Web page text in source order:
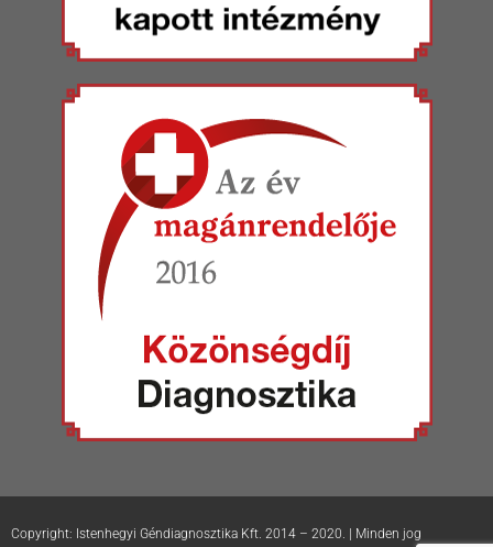
Copyright: Istenhegyi Géndiagnosztika Kft. 2014 – 2020. | Minden jog